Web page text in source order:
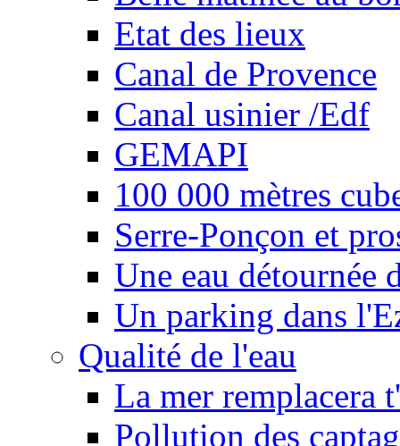
Etat des lieux
Canal de Provence
Canal usinier /Edf
GEMAPI
100 000 mètres
Serre-Ponçon et
Une eau détournée
Un parking dans
Qualité de l'eau
La mer remplacera
Pollution des